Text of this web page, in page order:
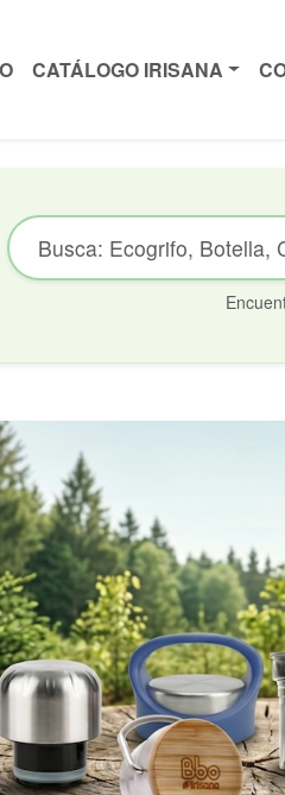
CATÁLOGO IRISANA